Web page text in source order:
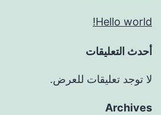
Hello world!
أحدث التعليقات
لا توجد تعليقات للعرض.
Archives